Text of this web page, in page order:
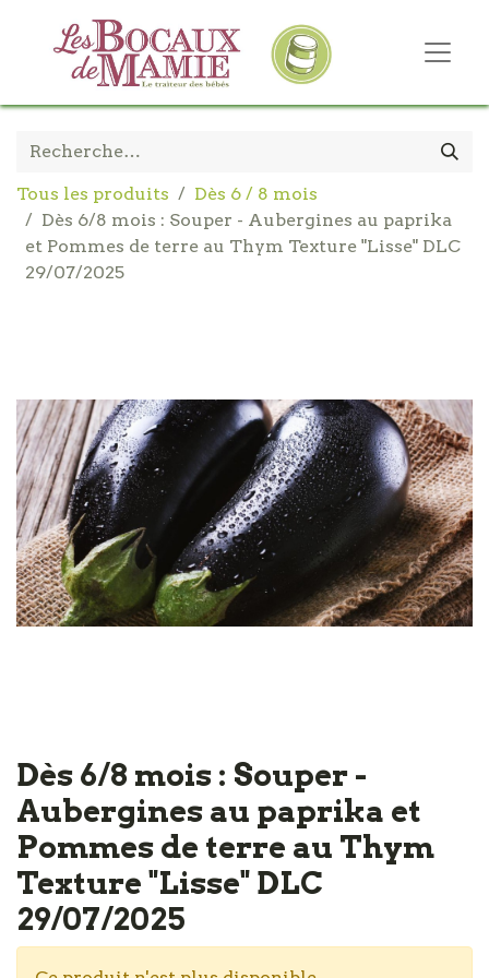
Tous les produits
Dès 6 / 8 mois
Dès 6/8 mois : Souper - Aubergines au paprika
et Pommes de terre au Thym Texture "Lisse" DLC
29/07/2025
Dès 6/8 mois : Souper -
Aubergines au paprika et
Pommes de terre au Thym
Texture "Lisse" DLC
29/07/2025